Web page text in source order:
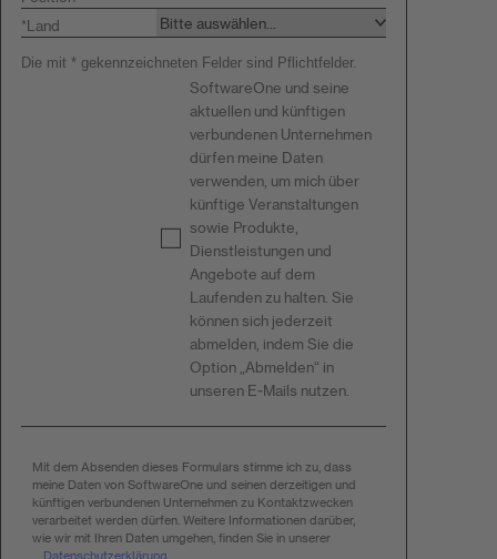
*Land
Die mit * gekennzeichneten Felder sind Pflichtfelder.
SoftwareOne und seine
aktuellen und künftigen
verbundenen Unternehmen
dürfen meine Daten
verwenden, um mich über
künftige Veranstaltungen
sowie Produkte,
Dienstleistungen und
Angebote auf dem
Laufenden zu halten. Sie
können sich jederzeit
abmelden, indem Sie die
Option „Abmelden“ in
unseren E-Mails nutzen.
Mit dem Absenden dieses Formulars stimme ich zu, dass
meine Daten von SoftwareOne und seinen derzeitigen und
künftigen verbundenen Unternehmen zu Kontaktzwecken
verarbeitet werden dürfen. Weitere Informationen darüber,
wie wir mit Ihren Daten umgehen, finden Sie in unserer
Datenschutzerklärung